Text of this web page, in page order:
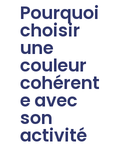
Pourquoi
choisir
une
couleur
cohérent
e avec
son
activité